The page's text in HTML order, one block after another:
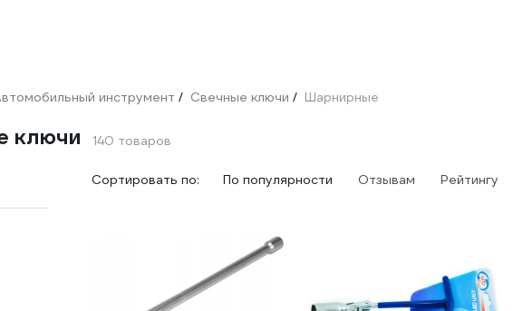
инструмент / Свечные ключи / Шарнирные
ключи 140 товаров
Сортировать по: По популярности Отзывам Рейтингу